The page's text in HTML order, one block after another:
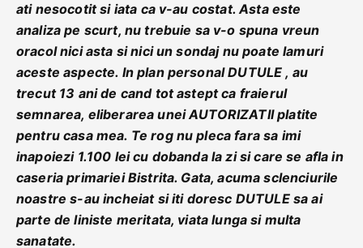
ati nesocotit si iata ca v-au costat. Asta este
analiza pe scurt, nu trebuie sa v-o spuna vreun
oracol nici asta si nici un sondaj nu poate lamuri
aceste aspecte. In plan personal DUTULE , au
trecut 13 ani de cand tot astept ca fraierul
semnarea, eliberarea unei AUTORIZATII platite
pentru casa mea. Te rog nu pleca fara sa imi
inapoiezi 1.100 lei cu dobanda la zi si care se afla in
caseria primariei Bistrita. Gata, acuma sclenciurile
noastre s-au incheiat si iti doresc DUTULE sa ai
parte de liniste meritata, viata lunga si multa
sanatate.